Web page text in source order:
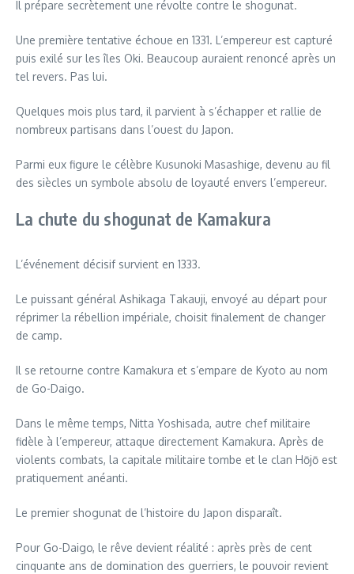
Il prépare secrètement une révolte contre le shogunat.
Une première tentative échoue en 1331. L’empereur est capturé
puis exilé sur les îles Oki. Beaucoup auraient renoncé après un
tel revers. Pas lui.
Quelques mois plus tard, il parvient à s’échapper et rallie de
nombreux partisans dans l’ouest du Japon.
Parmi eux figure le célèbre Kusunoki Masashige, devenu au fil
des siècles un symbole absolu de loyauté envers l’empereur.
La chute du shogunat de Kamakura
L’événement décisif survient en 1333.
Le puissant général Ashikaga Takauji, envoyé au départ pour
réprimer la rébellion impériale, choisit finalement de changer
de camp.
Il se retourne contre Kamakura et s’empare de Kyoto au nom
de Go-Daigo.
Dans le même temps, Nitta Yoshisada, autre chef militaire
fidèle à l’empereur, attaque directement Kamakura. Après de
violents combats, la capitale militaire tombe et le clan Hōjō est
pratiquement anéanti.
Le premier shogunat de l’histoire du Japon disparaît.
Pour Go-Daigo, le rêve devient réalité : après près de cent
cinquante ans de domination des guerriers, le pouvoir revient